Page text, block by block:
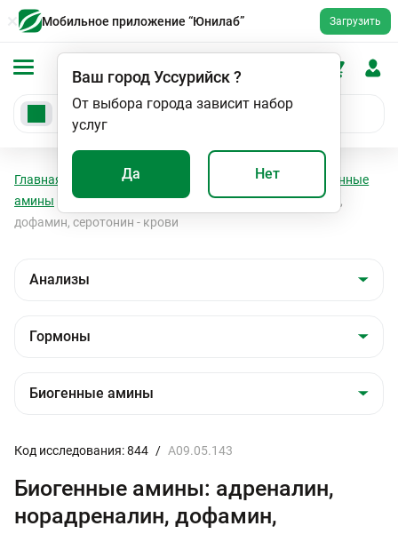
Мобильное приложение “Юнилаб” Загрузить
Ваш городУссурийск?
От выбора города зависит набор
услуг
Да Нет
Главная Анализы Гормоны
Биогенные
амины
Биогенные амины: адреналин, норадреналин,
дофамин, серотонин - крови
Код исследования: 844 / A09.05.143
Биогенные амины: адреналин,
норадреналин, дофамин,